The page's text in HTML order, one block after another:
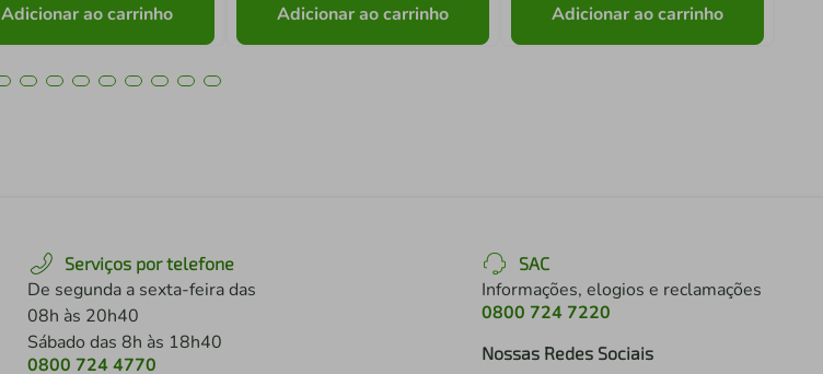
Adicionar ao carrinho Adicionar ao carrinho Adicionar ao carrinho
Serviços por telefone
De segunda a sexta-feira das
08h às 20h40
Sábado das 8h às 18h40
0800 724 4770
SAC
Informações, elogios e reclamações
0800 724 7220
Nossas Redes Sociais